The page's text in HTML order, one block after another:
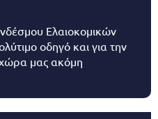
Ελαιοκομικών
οδηγό και για την
μας ακόμη